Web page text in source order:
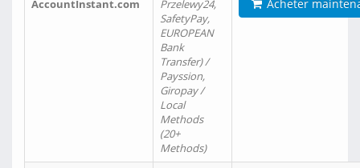
AccountInstant.com
Przelewy24,
SafetyPay,
EUROPEAN
Bank
Transfer) /
Payssion,
Giropay /
Local
Methods
(20+
Methods)
Acheter